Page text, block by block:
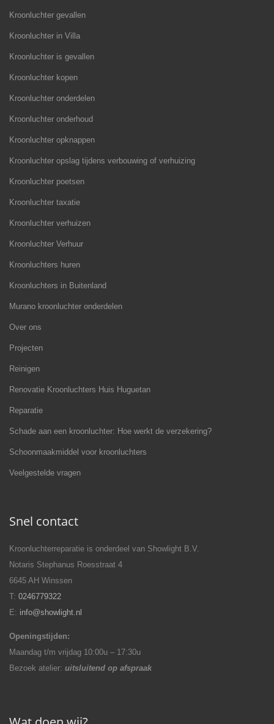
Kroonluchter gevallen
Kroonluchter in Villa
Kroonluchter is gevallen
Kroonluchter kopen
Kroonluchter onderdelen
Kroonluchter onderhoud
Kroonluchter opknappen
Kroonluchter opslag tijdens verbouwing of verhuizing
Kroonluchter poetsen
Kroonluchter taxatie
Kroonluchter verhuizen
Kroonluchter Verhuur
Kroonluchters huren
Kroonluchters in Buitenland
Murano kroonluchter onderdelen
Over ons
Projecten
Reinigen
Renovatie Kroonluchters Huis Huguetan
Reparatie
Schade aan een kroonluchter: Hoe werkt de verzekering?
Schoonmaakmiddel voor kroonluchters
Veelgestelde vragen
Snel contact
Kroonluchterreparatie is onderdeel van Showlight B.V.
Notaris Stephanus Roesstraat 4
6645 AH Winssen
T:0246779322
E: info@showlight.nl
Openingstijden:
Maandag t/m vrijdag 10:00u – 17:30u
Bezoek atelier:uitsluitend op afspraak